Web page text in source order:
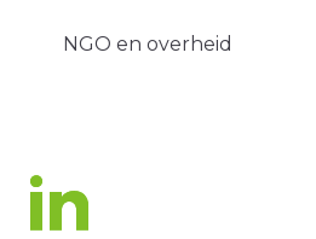
NGO en overheid